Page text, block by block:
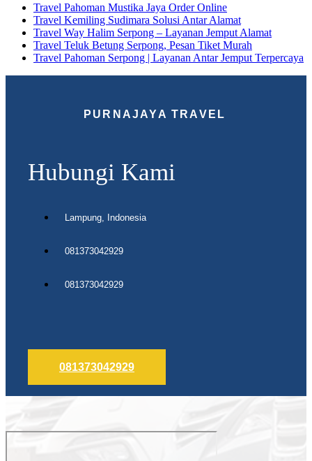
Travel Pahoman Mustika Jaya Order Online
Travel Kemiling Sudimara Solusi Antar Alamat
Travel Way Halim Serpong – Layanan Jemput Alamat
Travel Teluk Betung Serpong, Pesan Tiket Murah
Travel Pahoman Serpong | Layanan Antar Jemput Terpercaya
PURNAJAYA TRAVEL
Hubungi Kami
Lampung, Indonesia
081373042929
081373042929
081373042929